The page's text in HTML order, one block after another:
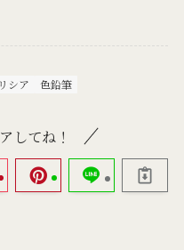
シア 色鉛筆
してね！